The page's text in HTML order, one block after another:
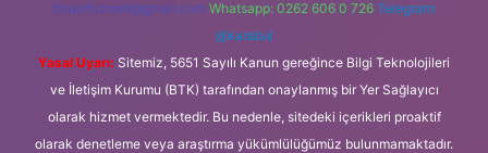
forumhizmeti@gmail.com Whatsapp: 0262 606 0 726 Telegram:
@karabul
Yasal Uyarı: Sitemiz, 5651 Sayılı Kanun gereğince Bilgi Teknolojileri
ve İletişim Kurumu (BTK) tarafından onaylanmış bir Yer Sağlayıcı
olarak hizmet vermektedir. Bu nedenle, sitedeki içerikleri proaktif
olarak denetleme veya araştırma yükümlülüğümüz bulunmamaktadır.